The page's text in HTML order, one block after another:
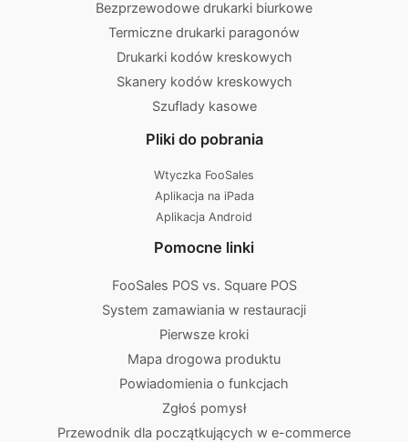
Bezprzewodowe drukarki biurkowe
Termiczne drukarki paragonów
Drukarki kodów kreskowych
Skanery kodów kreskowych
Szuflady kasowe
Pliki do pobrania
Wtyczka FooSales
Aplikacja na iPada
Aplikacja Android
Pomocne linki
FooSales POS vs. Square POS
System zamawiania w restauracji
Pierwsze kroki
Mapa drogowa produktu
Powiadomienia o funkcjach
Zgłoś pomysł
Przewodnik dla początkujących w e-commerce